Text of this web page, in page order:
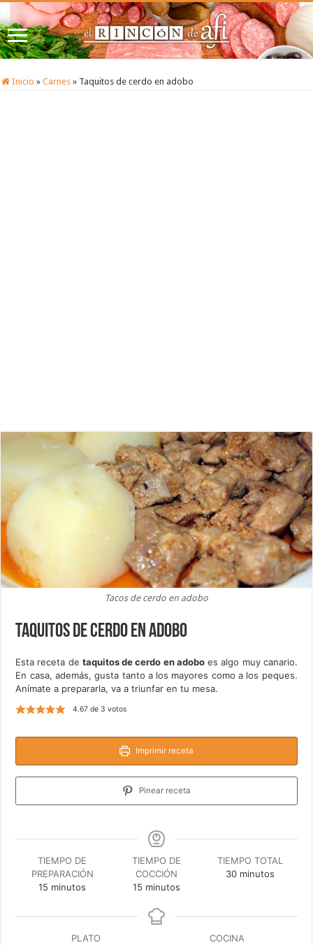
Inicio » Carnes » Taquitos de cerdo en adobo
Tacos de cerdo en adobo
Taquitos de cerdo en adobo
Esta receta de taquitos de cerdo en adoboes algo muy canario.
En casa, además, gusta tanto a los mayores como a los peques.
Anímate a prepararla, va a triunfar en tu mesa.
4.67de 3 votos
Imprimir receta
Pinear receta
TIEMPO DE
PREPARACIÓN
15 minutos
minutos
TIEMPO DE
COCCIÓN
15minutos
minutos
TIEMPO TOTAL
30minutos
minutos
PLATO
COCINA